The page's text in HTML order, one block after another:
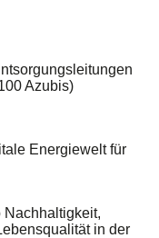
Azubis)
Energiewelt für
Nachhaltigkeit,
in der